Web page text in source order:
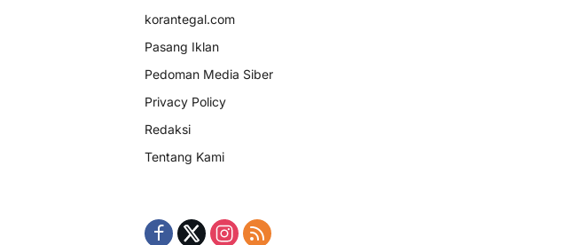
korantegal.com
Pasang Iklan
Pedoman Media Siber
Privacy Policy
Redaksi
Tentang Kami